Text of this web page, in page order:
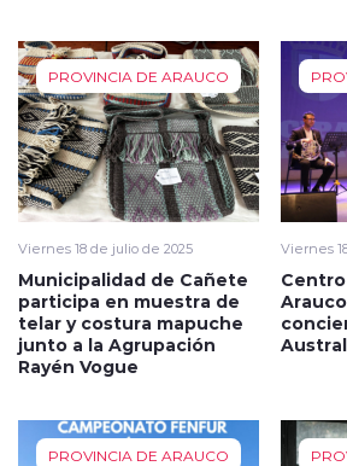
PROVINCIA DE ARAUCO
Viernes 18 de julio de 2025
Municipalidad de Cañete
participa en muestra de
telar y costura mapuche
junto a la Agrupación
Rayén Vogue
Viernes
Austral
PROVINCIA DE ARAUCO